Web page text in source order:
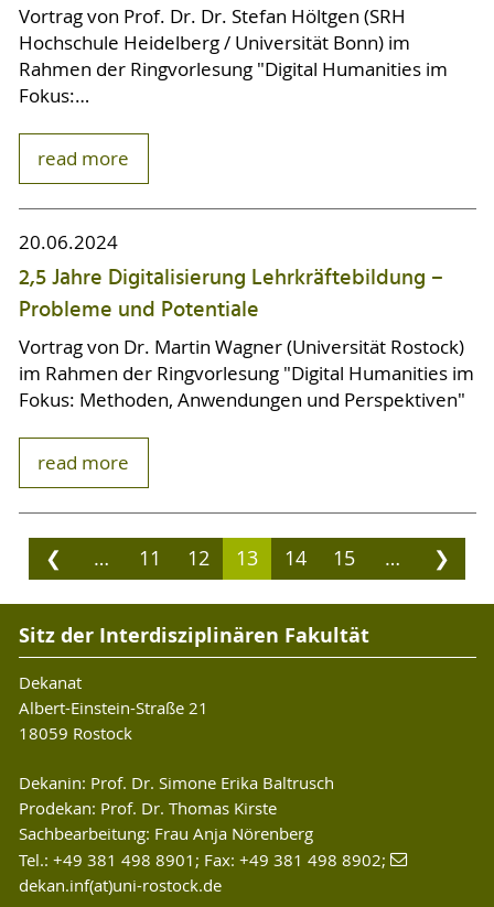
Vortrag von Prof. Dr. Dr. Stefan Höltgen (SRH
Hochschule Heidelberg / Universität Bonn) im
Rahmen der Ringvorlesung "Digital Humanities im
Fokus:…
read more
20.06.2024
2,5 Jahre Digitalisierung Lehrkräftebildung –
Probleme und Potentiale
Vortrag von Dr. Martin Wagner (Universität Rostock)
im Rahmen der Ringvorlesung "Digital Humanities im
Fokus: Methoden, Anwendungen und Perspektiven"
read more
❮ … 11 12 13 14 15 … ❯
Sitz der Interdisziplinären Fakultät
Dekanat
Albert-Einstein-Straße 21
18059 Rostock
Dekanin: Prof. Dr. Simone Erika Baltrusch
Prodekan: Prof. Dr. Thomas Kirste
Sachbearbeitung: Frau Anja Nörenberg
Tel.: +49 381 498 8901; Fax: +49 381 498 8902;
dekan.inf(at)uni-rostock.de